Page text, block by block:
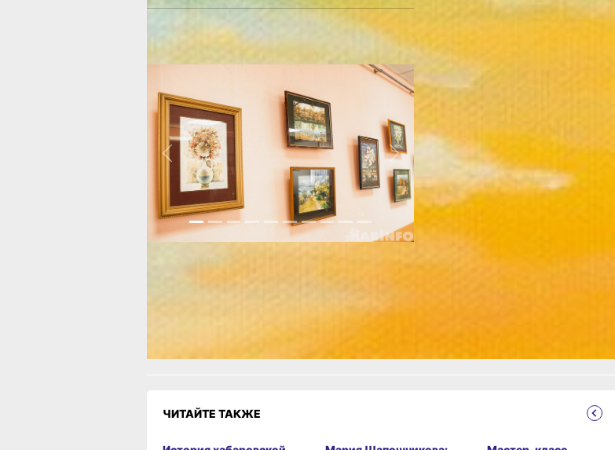
Путь от врача до художницы: Ольга Бельды и её
жизненное кредо - читайте материал по
ссылке.
Фото автора
Previous Next
Одноклассники,
Грустно
ЧИТАЙТЕ ТАКЖЕ